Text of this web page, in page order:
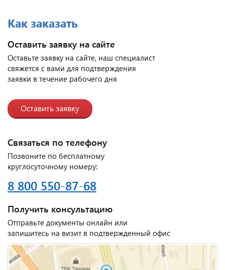
Как заказать
Оставить заявку на сайте
Оставьте заявку на сайте, наш специалист
свяжется с вами для подтверждения
заявки в течение рабочего дня
Оставить заявку
Связаться по телефону
Позвоните по бесплатному
круглосуточному номеру:
8 800 550-87-68
Получить консультацию
Отправьте документы онлайн или
запишитесь на визит в подтвержденный офис